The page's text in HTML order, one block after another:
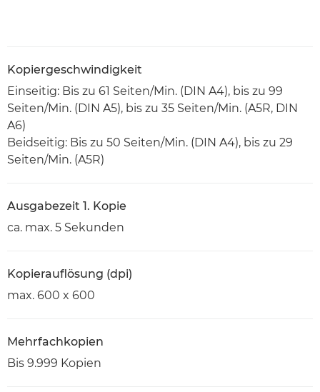
Kopiergeschwindigkeit
Einseitig: Bis zu 61 Seiten/Min. (DIN A4), bis zu 99
Seiten/Min. (DIN A5), bis zu 35 Seiten/Min. (A5R, DIN
A6)
Beidseitig: Bis zu 50 Seiten/Min. (DIN A4), bis zu 29
Seiten/Min. (A5R)
Ausgabezeit 1. Kopie
ca. max. 5 Sekunden
Kopierauflösung (dpi)
max. 600 x 600
Mehrfachkopien
Bis 9.999 Kopien